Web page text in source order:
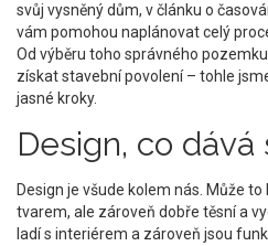
svůj vysněný dům, v článku o
vám pomohou naplánovat celý
Od výběru toho správného
získat stavební povolení – tohle
jasné kroky.
Design, co
Design je všude kolem nás. Může
tvarem, ale zároveň dobře těsní a
ladí s interiérem a zároveň jsou